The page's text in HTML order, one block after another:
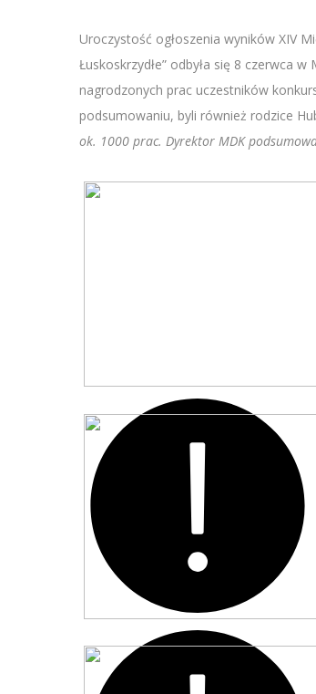
Uroczystość ogłoszenia wyników XIV
Łuskoskrzydłe” odbyła się 8 czerwca
nagrodzonych prac uczestników
podsumowaniu, byli również rodzice
ok. 1000 prac. Dyrektor MDK